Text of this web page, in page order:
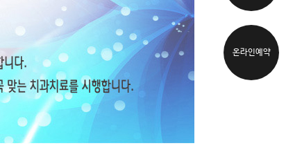
온라인예약